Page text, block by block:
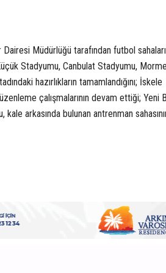
Müdürlüğü tarafından futbol
Stadyumu, Canbulat Stadyumu,
hazırlıkların tamamlandığını; İskele
çalışmalarının devam ettiği; Yeni
arkasında bulunan antrenman